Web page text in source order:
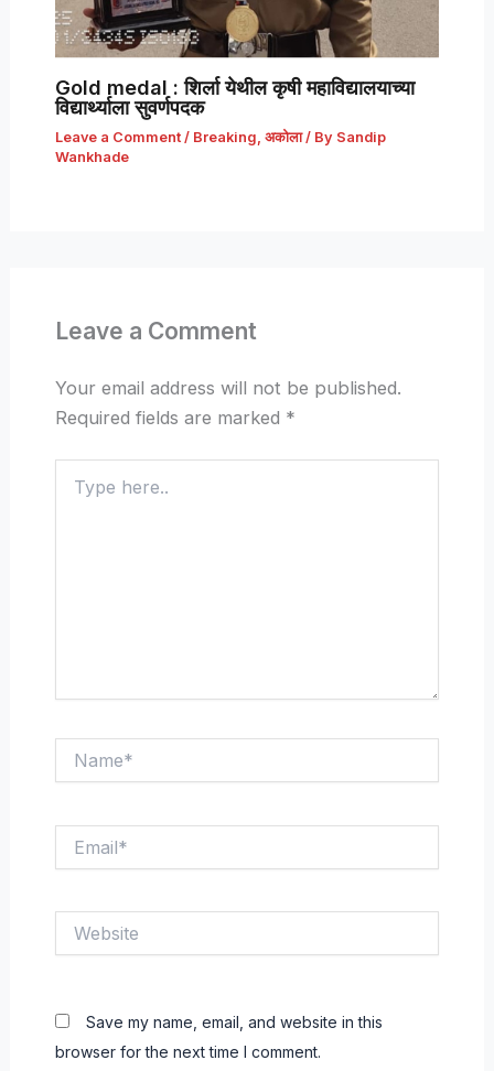
Gold medal : शिर्ला येथील कृषी महाविद्यालयाच्या
विद्यार्थ्याला सुवर्णपदक
Leave a Comment / Breaking, अकोला/ By Sandip
Wankhade
Leave a Comment
Your email address will not be published.
Required fields are marked *
here..
Save my name, email, and website in this
browser for the next time I comment.